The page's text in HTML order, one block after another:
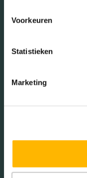
Voorkeuren
Statistieken
Marketing